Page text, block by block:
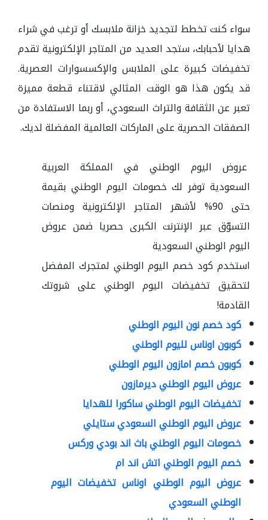
سواء كنت تخطط لتجديد خزانة ملابسك أو ترغب في شراء
هدايا لأحبابك، ستجد العديد من المتاجر الإلكترونية تقدم
تخفيضات كبيرة على الملابس والإكسسوارات العصرية.
قد يكون هذا هو الوقت المثالي لاقتناء قطعة مميزة
تعبر عن الثقافة والتراث السعودي، أو ربما الاستفادة من
الصفقات الحصرية على الماركات العالمية المفضلة لديك.
عروض اليوم الوطني في المملكة العربية
السعودية توفر لك خصومات اليوم الوطني بقيمة
حتى 90% لأشهر المتاجر الإلكترونية ومنصات
التسوّق عبر الإنترنت الكبرى حصريا ضمن عروض
اليوم الوطني السعودية
استخدم كود خصم اليوم الوطني لمتجرك المفضل
لتحقيق تخفيضات اليوم الوطني على شروتك
القادمة!
كود خصم نون اليوم الوطني
كوبون اوناس لليوم الوطني
كوبون خصم امازون اليوم الوطني
عروض اليوم الوطني ديرمازون
تخفيضات اليوم الوطني ساكورا للهدايا
عروض اليوم الوطني السعودي ستايلي
خصومات اليوم الوطني باث اند بودي وركس
خصم اليوم الوطني اتش اند ام
عروض اليوم الوطني اوناس تخفيضات اليوم
الوطني السعودي